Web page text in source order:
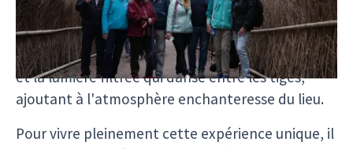
naturel d'une beauté saisissante. En vous
promenant dans cette forêt, vous serez
enveloppé par le doux bruissement des feuilles
et la lumière filtrée qui danse entre les tiges,
ajoutant à l'atmosphère enchanteresse du lieu.
Pour vivre pleinement cette expérience unique, il